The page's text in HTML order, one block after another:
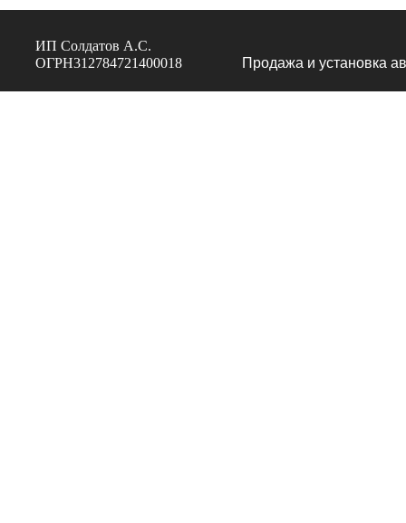
ИП Солдатов А.С.
ОГРН312784721400018
Продажа и установка